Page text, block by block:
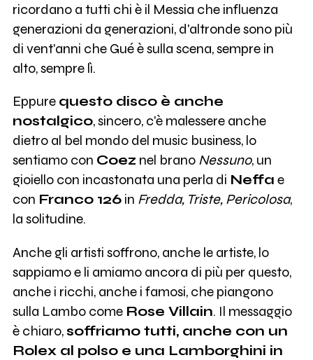
ricordano a tutti chi è il Messia che influenza
generazioni da generazioni, d'altronde sono più
di vent'anni che Gué è sulla scena, sempre in
alto, sempre lì.
Eppure questo disco è anche
nostalgico, sincero, c'è malessere anche
dietro al bel mondo del music business, lo
sentiamo con Coez nel brano Nessuno, un
gioiello con incastonata una perla di Neffa e
con Franco 126in Fredda, Triste, Pericolosa,
la solitudine.
Anche gli artisti soffrono, anche le artiste, lo
sappiamo e li amiamo ancora di più per questo,
anche i ricchi, anche i famosi, che piangono
sulla Lambo come Rose Villain. Il messaggio
è chiaro,soffriamo tutti, anche con un
Rolex al polso e una Lamborghini in